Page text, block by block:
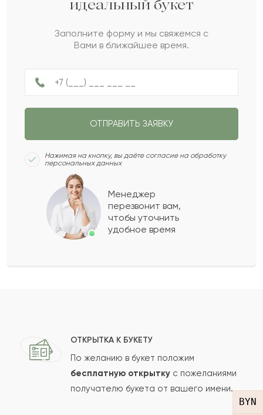
BYN
2023-08-23
Савва
Кубара
Г Гульжамила
Степан
Показать еще
Ваш e-mail
идеальный букет
Заполните форму и мы свяжемся с
Вами в ближайшее время.
ОТПРАВИТЬ ЗАЯВКУ
Нажимая на кнопку, вы даёте согласие на обработку
персональных данных
Менеджер
перезвонит вам,
чтобы уточнить
удобное время
ОТКРЫТКА К БУКЕТУ
По желанию в букет положим
бесплатную открытку с пожеланиями
получателю букета от вашего имени.